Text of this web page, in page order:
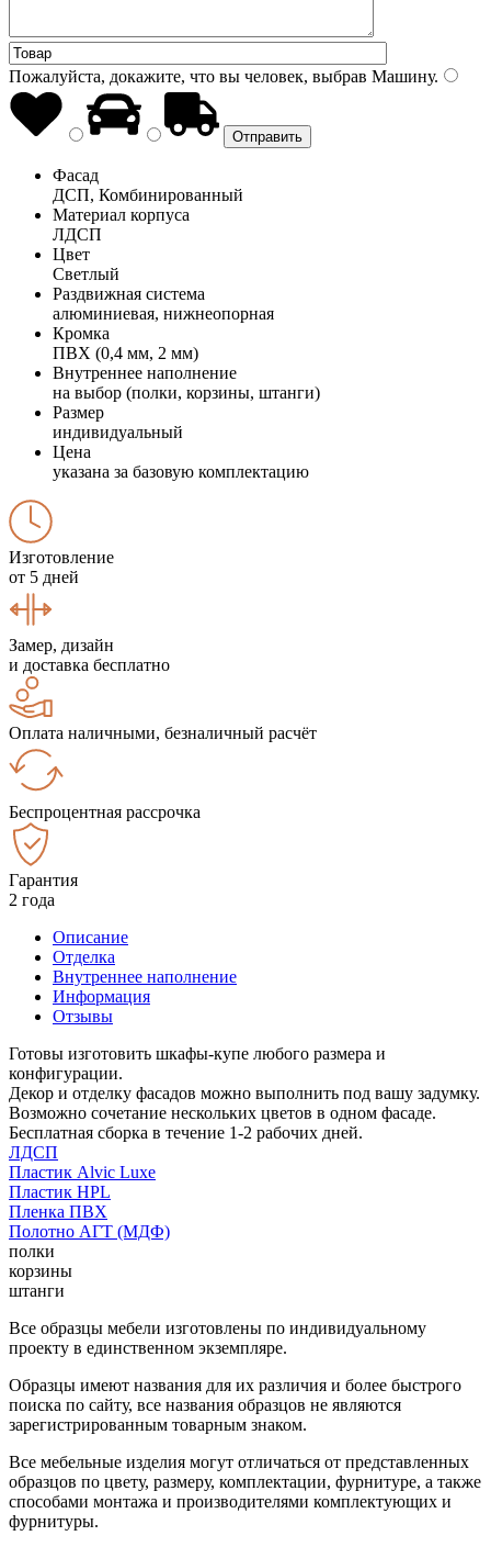
Пожалуйста, докажите, что вы человек, выбрав Машину.
Фасад
ДСП, Комбинированный
Материал корпуса
ЛДСП
Цвет
Светлый
Раздвижная система
алюминиевая, нижнеопорная
Кромка
ПВХ (0,4 мм, 2 мм)
Внутреннее наполнение
на выбор (полки, корзины, штанги)
Размер
индивидуальный
Цена
указана за базовую комплектацию
Изготовление
от 5 дней
Замер, дизайн
и доставка бесплатно
Оплата наличными, безналичный расчёт
Беспроцентная рассрочка
Гарантия
2 года
Описание
Отделка
Внутреннее наполнение
Информация
Отзывы
Готовы изготовить шкафы-купе любого размера и
конфигурации.
Декор и отделку фасадов можно выполнить под вашу задумку.
Возможно сочетание нескольких цветов в одном фасаде.
Бесплатная сборка в течение 1-2 рабочих дней.
ЛДСП
Пластик Alvic Luxe
Пластик HPL
Пленка ПВХ
Полотно АГТ (МДФ)
полки
корзины
штанги
Все образцы мебели изготовлены по индивидуальному
проекту в единственном экземпляре.
Образцы имеют названия для их различия и более быстрого
поиска по сайту, все названия образцов не являются
зарегистрированным товарным знаком.
Все мебельные изделия могут отличаться от представленных
образцов по цвету, размеру, комплектации, фурнитуре, а также
способами монтажа и производителями комплектующих и
фурнитуры.